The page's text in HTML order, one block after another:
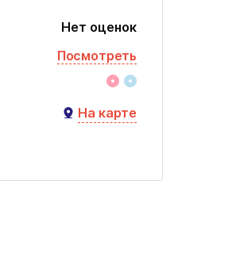
Нет оценок
Посмотреть
На карте